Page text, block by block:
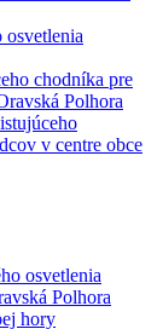
osvetlenia
chodníka pre
Polhora
v centre obce
osvetlenia
Polhora
hory